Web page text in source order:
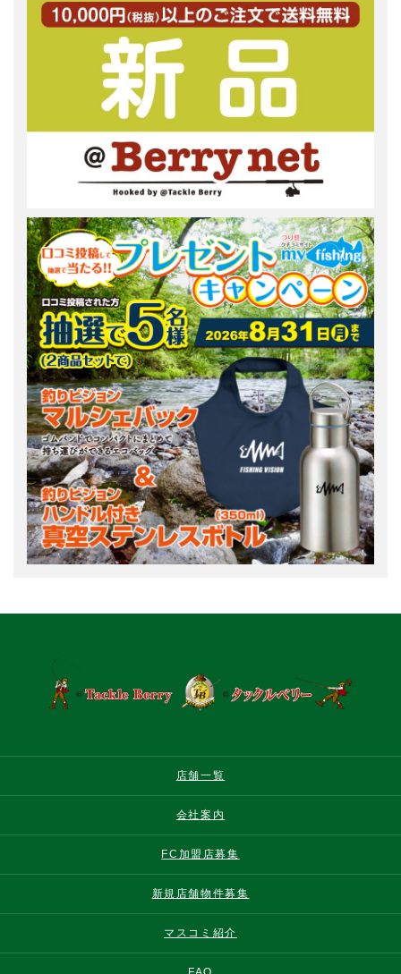
店舗一覧
会社案内
FC加盟店募集
新規店舗物件募集
マスコミ紹介